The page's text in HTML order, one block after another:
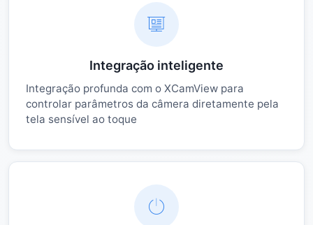
Integração inteligente
Integração profunda com o XCamView para
controlar parâmetros da câmera diretamente pela
tela sensível ao toque